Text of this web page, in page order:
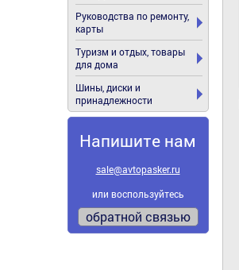
Руководства по ремонту,
карты
Туризм и отдых, товары
для дома
Шины, диски и
принадлежности
Напишите нам
sale@avtopasker.ru
или воспользуйтесь
обратной связью